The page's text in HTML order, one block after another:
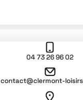
04 73 26 96 02
contact@clermont-